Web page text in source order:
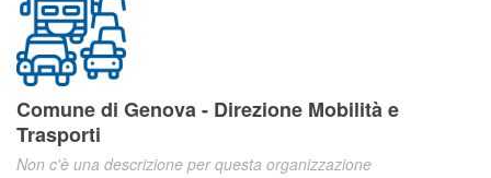
Comune di Genova - Direzione Mobilità e
Trasporti
Non c'è una descrizione per questa organizzazione